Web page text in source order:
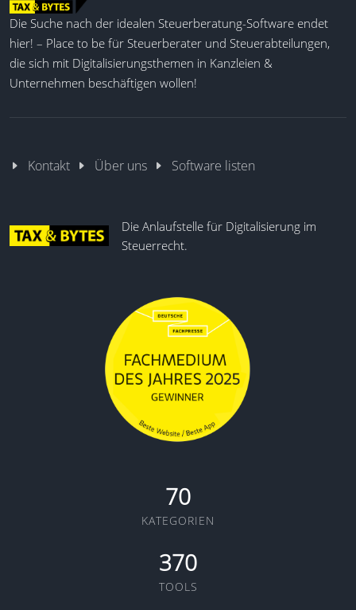
Die Suche nach der idealen Steuerberatung-Software endet
hier! – Place to be für Steuerberater und Steuerabteilungen,
die sich mit Digitalisierungsthemen in Kanzleien &
Unternehmen beschäftigen wollen!
Kontakt Über uns Software listen
Die Anlaufstelle für Digitalisierung im
Steuerrecht.
70
KATEGORIEN
370
TOOLS